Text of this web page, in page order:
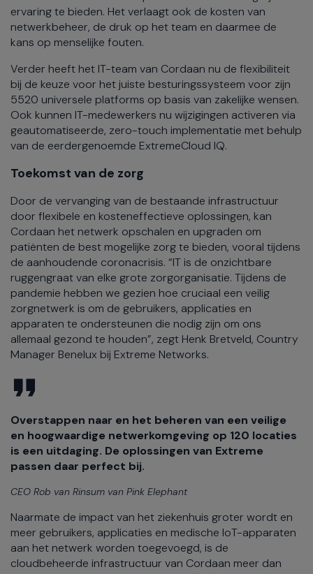
ervaring te bieden. Het verlaagt ook de kosten van
netwerkbeheer, de druk op het team en daarmee de
kans op menselijke fouten.
Verder heeft het IT-team van Cordaan nu de flexibiliteit
bij de keuze voor het juiste besturingssysteem voor zijn
5520 universele platforms op basis van zakelijke wensen.
Ook kunnen IT-medewerkers nu wijzigingen activeren via
geautomatiseerde, zero-touch implementatie met behulp
van de eerdergenoemde ExtremeCloud IQ.
Toekomst van de zorg
Door de vervanging van de bestaande infrastructuur
door flexibele en kosteneffectieve oplossingen, kan
Cordaan het netwerk opschalen en upgraden om
patiënten de best mogelijke zorg te bieden, vooral tijdens
de aanhoudende coronacrisis. “IT is de onzichtbare
ruggengraat van elke grote zorgorganisatie. Tijdens de
pandemie hebben we gezien hoe cruciaal een veilig
zorgnetwerk is om de gebruikers, applicaties en
apparaten te ondersteunen die nodig zijn om ons
allemaal gezond te houden”, zegt Henk Bretveld, Country
Manager Benelux bij Extreme Networks.
Overstappen naar en het beheren van een veilige
en hoogwaardige netwerkomgeving op 120 locaties
is een uitdaging. De oplossingen van Extreme
passen daar perfect bij.
CEO Rob van Rinsum van Pink Elephant
Naarmate de impact van het ziekenhuis groter wordt en
meer gebruikers, applicaties en medische IoT-apparaten
aan het netwerk worden toegevoegd, is de
cloudbeheerde infrastructuur van Cordaan meer dan